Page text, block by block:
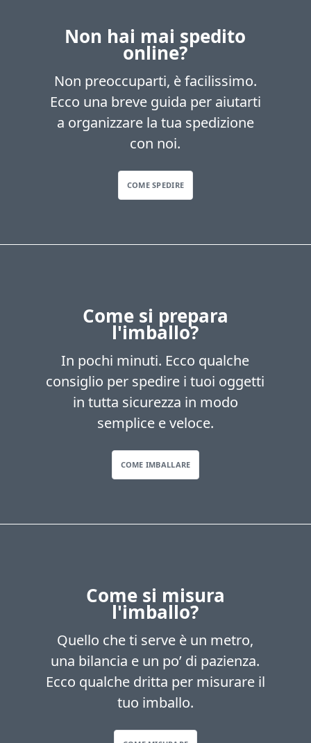
Non hai mai spedito
online?
Non preoccuparti, è facilissimo.
Ecco una breve guida per aiutarti
a organizzare la tua spedizione
con noi.
COME SPEDIRE
Come si prepara
l'imballo?
In pochi minuti. Ecco qualche
consiglio per spedire i tuoi oggetti
in tutta sicurezza in modo
semplice e veloce.
COME IMBALLARE
Come si misura
l'imballo?
Quello che ti serve è un metro,
una bilancia e un po’ di pazienza.
Ecco qualche dritta per misurare il
tuo imballo.